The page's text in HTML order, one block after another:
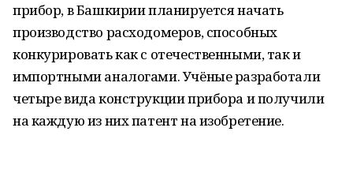
прибор, в Башкирии планируется начать
производство расходомеров, способных
конкурировать как с отечественными, так и
импортными аналогами. Учёные разработали
четыре вида конструкции прибора и получили
на каждую из них патент на изобретение.